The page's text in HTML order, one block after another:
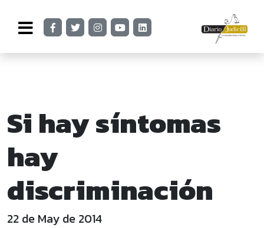
Si hay síntomas
hay
discriminación
22 de May de 2014